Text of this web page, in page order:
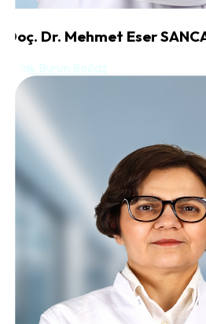
Doç. Dr. Mehmet Eser
Kulak Burun Boğaz